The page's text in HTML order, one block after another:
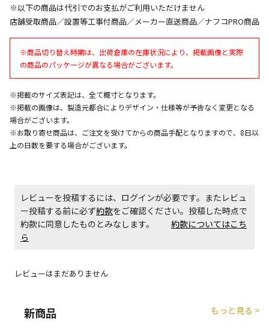
※「宅配・店舗受取」「宅配のみ」マークの商品のみ
同時購入が可能です
午前9時までのご注文確定した商品については、当日に
出荷いたします。
ただし、メーカーの営業日に基づき出荷手続きを行う
ため、通常よりお時間をいただく場合がございます。
また、日曜・祝日や年末年始などの長期休業期間中
は、休業明けからの出荷対応となります。
設置工事代金も含まれた商品です
決定となります。
※以下の商品は代引でのお支払がご利用いただけません
店舗受取商品／設置等工事付商品／メーカー直送商品／ナフコPRO商品
※商品切り替え時期は、出荷倉庫の在庫状況により、掲載画像と実際
の商品のパッケージが異なる場合がございます。
※掲載のサイズ表記は、全て概寸となります。
※掲載の画像は、製造元都合によりデザイン・仕様等が予告なく変更となる
場合がございます。
※お取り寄せ商品は、ご注文を受けてからの商品手配となりますので、8日以
上の日数を要する場合がございます。
レビューを投稿するには、ログインが必要です。またレビュ
ー投稿する前に必ず約款をご確認ください。投稿した時点で
約款に同意したものとみなします。 約款についてはこち
ら
レビューはまだありません
新商品 もっと見る >